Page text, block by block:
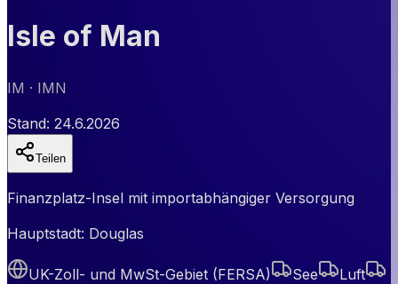
Isle of Man
IM · IMN
Stand: 24.6.2026
Teilen
Finanzplatz-Insel mit importabhängiger Versorgung
Hauptstadt: Douglas
UK-Zoll- und MwSt-Gebiet (FERSA) See
Luft